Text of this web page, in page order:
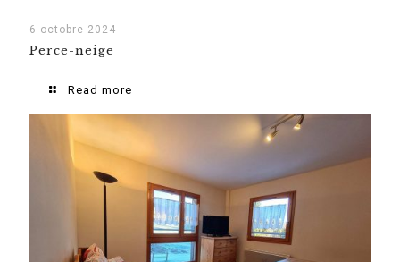
6 octobre 2024
Perce-neige
Read more